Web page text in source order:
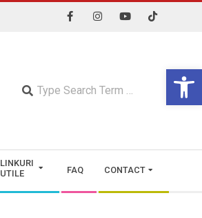
LINKURI
UTILE
FAQ CONTACT